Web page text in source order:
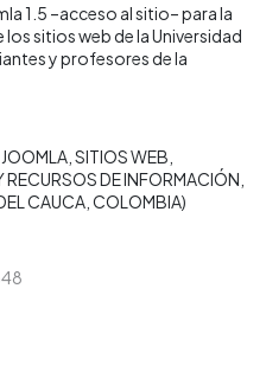
1.5 –acceso al sitio– para la
sitios web de la Universidad
y profesores de la
SITIOS WEB
RECURSOS DE INFORMACIÓN
CAUCA, COLOMBIA)